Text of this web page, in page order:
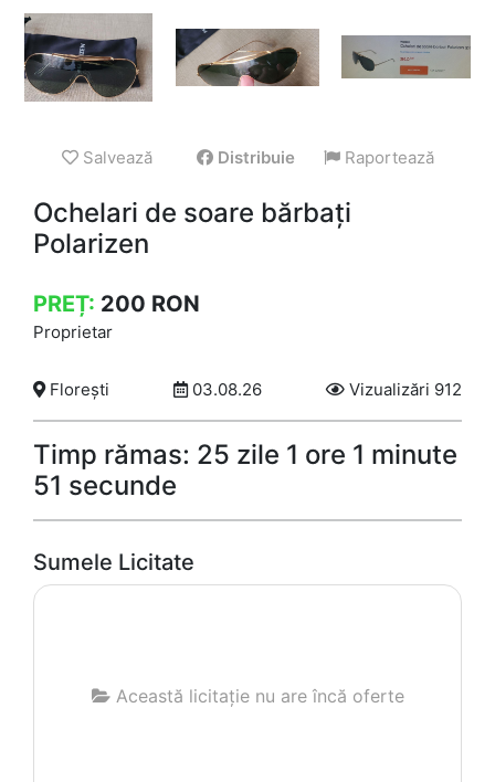
Salvează Distribuie Raportează
Ochelari de soare bărbați
Polarizen
PREȚ: 200 RON
Proprietar
Florești 03.08.26 Vizualizări 912
Timp rămas: 25 zile 1 ore 1 minute
51 secunde
Sumele Licitate
Această licitație nu are încă oferte